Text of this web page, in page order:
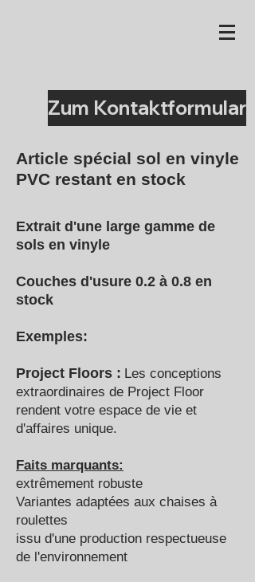
Zum Kontaktformular
Article spécial sol en vinyle
PVC restant en stock
Extrait d'une large gamme de
sols en vinyle
Couches d'usure 0.2 à 0.8 en
stock
Exemples:
Project Floors : Les conceptions
extraordinaires de Project Floor
rendent votre espace de vie et
d'affaires unique.
Faits marquants:
extrêmement robuste
Variantes adaptées aux chaises à
roulettes
issu d'une production respectueuse
de l'environnement